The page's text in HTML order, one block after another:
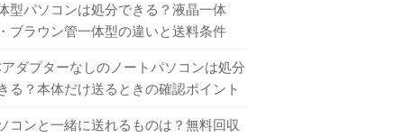
型パソコンは処分できる？液晶一体
ブラウン管一体型の違いと送料条件
ダプターなしのノートパソコンは処分
る？本体だけ送るときの確認ポイント
コンと一緒に送れるものは？無料回収